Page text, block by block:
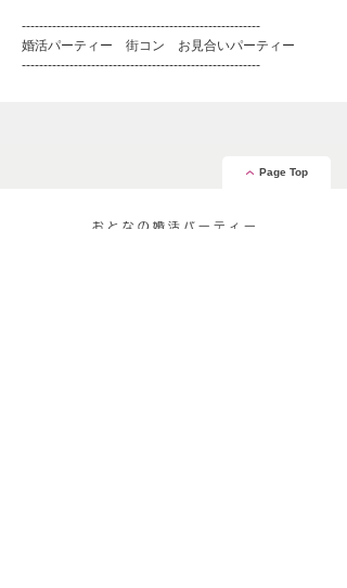
-------------------------------------------------------
婚活パーティー 街コン お見合いパーティー
-------------------------------------------------------
Page Top